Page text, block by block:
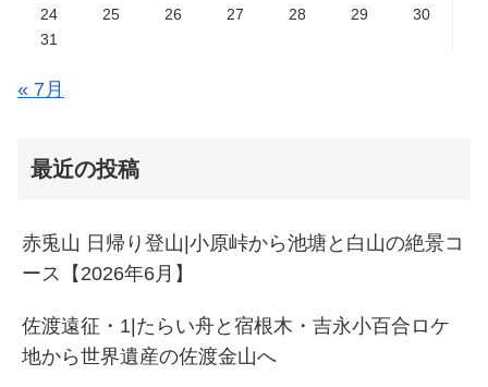
24
25 26 27 28 29
30
31
« 7月
最近の投稿
赤兎山 日帰り登山|小原峠から池塘と白山の絶景コ
ース【2026年6月】
佐渡遠征・1|たらい舟と宿根木・吉永小百合ロケ
地から世界遺産の佐渡金山へ